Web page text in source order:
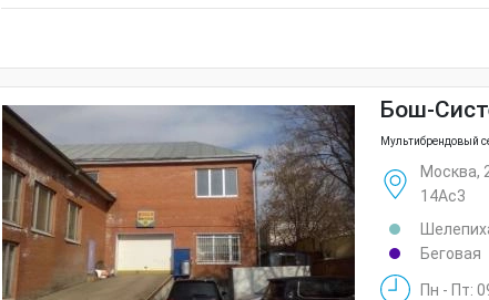
Бош-
Мультибрендовый
Москва,
14Ас3
Беговая
Пн - Пт: